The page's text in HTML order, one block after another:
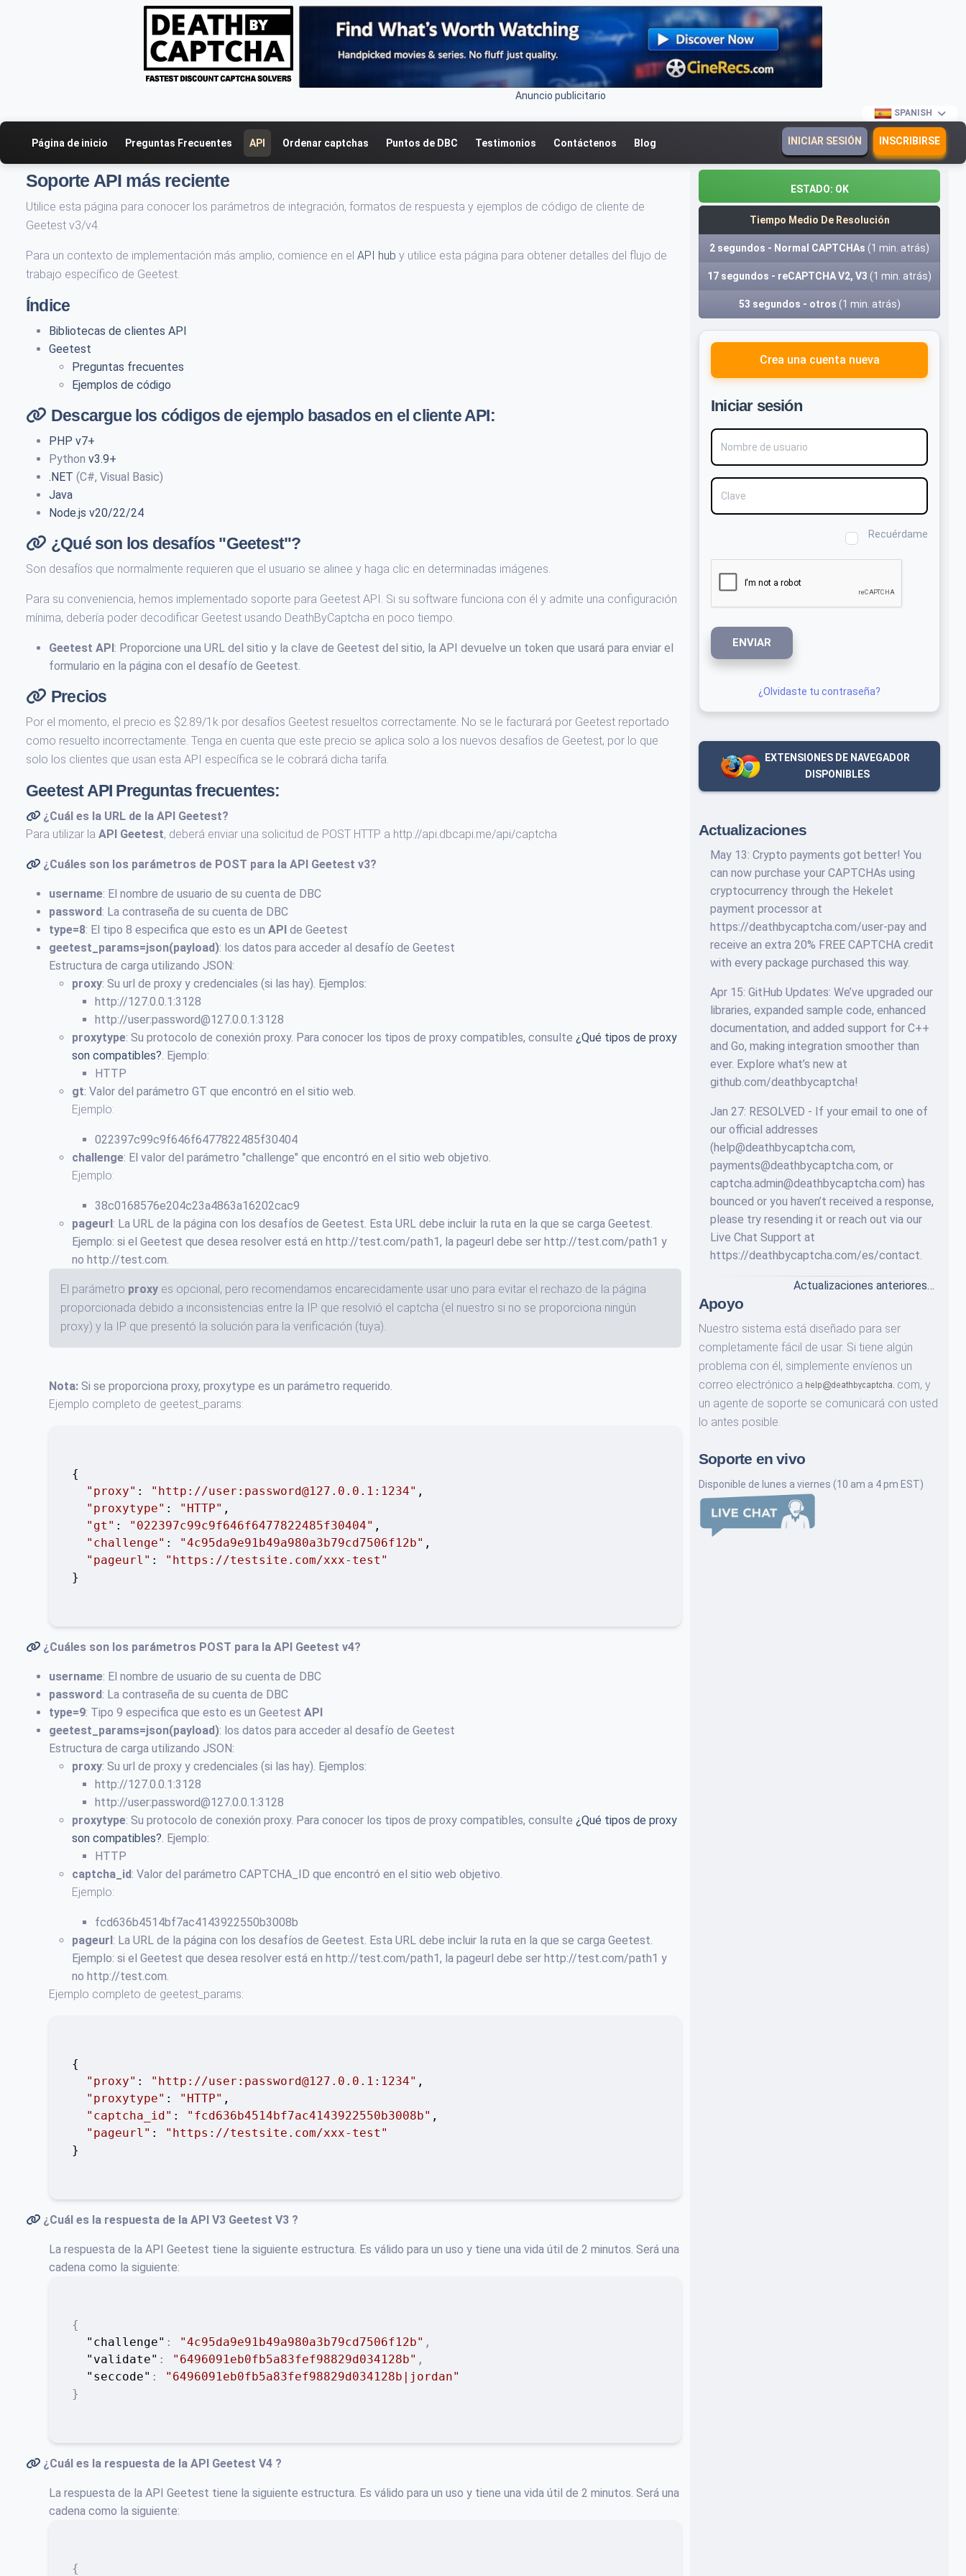
Anuncio publicitario
SPANISH
Página de inicio Preguntas Frecuentes API Ordenar captchas Puntos de DBC Testimonios Contáctenos Blog INICIAR SESIÓN INSCRIBIRSE
Soporte API más reciente
Utilice esta página para conocer los parámetros de integración, formatos de respuesta y ejemplos de código de cliente de
Geetest v3/v4.
Para un contexto de implementación más amplio, comience en el API hub y utilice esta página para obtener detalles del flujo de
trabajo específico de Geetest.
Índice
Bibliotecas de clientes API
Geetest
Preguntas frecuentes
Ejemplos de código
Descargue los códigos de ejemplo basados en el cliente API:
PHP v7+
Python v3.9+
.NET (C#, Visual Basic)
Java
Node.js v20/22/24
¿Qué son los desafíos "Geetest"?
Son desafíos que normalmente requieren que el usuario se alinee y haga clic en determinadas imágenes.
Para su conveniencia, hemos implementado soporte para Geetest API. Si su software funciona con él y admite una configuración
mínima, debería poder decodificar Geetest usando DeathByCaptcha en poco tiempo.
Geetest API: Proporcione una URL del sitio y la clave de Geetest del sitio, la API devuelve un token que usará para enviar el
formulario en la página con el desafío de Geetest.
Precios
Por el momento, el precio es $2.89/1k por desafíos Geetest resueltos correctamente. No se le facturará por Geetest reportado
como resuelto incorrectamente. Tenga en cuenta que este precio se aplica solo a los nuevos desafíos de Geetest, por lo que
solo los clientes que usan esta API específica se le cobrará dicha tarifa.
Geetest API Preguntas frecuentes:
¿Cuál es la URL de la API Geetest?
Para utilizar la API Geetest, deberá enviar una solicitud de POST HTTP a http://api.dbcapi.me/api/captcha
¿Cuáles son los parámetros de POST para la API Geetest v3?
username: El nombre de usuario de su cuenta de DBC
password: La contraseña de su cuenta de DBC
type=8: El tipo 8 especifica que esto es un API de Geetest
geetest_params=json(payload): los datos para acceder al desafío de Geetest
Estructura de carga utilizando JSON:
proxy: Su url de proxy y credenciales (si las hay). Ejemplos:
http://127.0.0.1:3128
http://user:password@127.0.0.1:3128
proxytype: Su protocolo de conexión proxy. Para conocer los tipos de proxy compatibles, consulte ¿Qué tipos de proxy
son compatibles?. Ejemplo:
HTTP
gt: Valor del parámetro GT que encontró en el sitio web.
Ejemplo:
022397c99c9f646f6477822485f30404
challenge: El valor del parámetro "challenge" que encontró en el sitio web objetivo.
Ejemplo:
38c0168576e204c23a4863a16202cac9
pageurl: La URL de la página con los desafíos de Geetest. Esta URL debe incluir la ruta en la que se carga Geetest.
Ejemplo: si el Geetest que desea resolver está en http://test.com/path1, la pageurl debe ser http://test.com/path1 y
no http://test.com.
El parámetro proxy es opcional, pero recomendamos encarecidamente usar uno para evitar el rechazo de la página
proporcionada debido a inconsistencias entre la IP que resolvió el captcha (el nuestro si no se proporciona ningún
proxy) y la IP que presentó la solución para la verificación (tuya).
Nota: Si se proporciona proxy, proxytype es un parámetro requerido.
Ejemplo completo de geetest_params:
{
"proxy" : "http://user:password@127.0.0.1:1234" ,
"proxytype" : "HTTP" ,
"gt" : "022397c99c9f646f6477822485f30404" ,
"challenge" : "4c95da9e91b49a980a3b79cd7506f12b" ,
"pageurl" :
"https://testsite.com/xxx-test"
}
¿Cuáles son los parámetros POST para la API Geetest v4?
username: El nombre de usuario de su cuenta de DBC
password: La contraseña de su cuenta de DBC
type=9: Tipo 9 especifica que esto es un Geetest API
geetest_params=json(payload): los datos para acceder al desafío de Geetest
Estructura de carga utilizando JSON:
proxy: Su url de proxy y credenciales (si las hay). Ejemplos:
http://127.0.0.1:3128
http://user:password@127.0.0.1:3128
proxytype: Su protocolo de conexión proxy. Para conocer los tipos de proxy compatibles, consulte ¿Qué tipos de proxy
son compatibles?. Ejemplo:
HTTP
captcha_id: Valor del parámetro CAPTCHA_ID que encontró en el sitio web objetivo.
Ejemplo:
fcd636b4514bf7ac4143922550b3008b
pageurl: La URL de la página con los desafíos de Geetest. Esta URL debe incluir la ruta en la que se carga Geetest.
Ejemplo: si el Geetest que desea resolver está en http://test.com/path1, la pageurl debe ser http://test.com/path1 y
no http://test.com.
Ejemplo completo de geetest_params:
{
"proxy" : "http://user:password@127.0.0.1:1234" ,
"proxytype" : "HTTP" ,
"captcha_id" : "fcd636b4514bf7ac4143922550b3008b" ,
"pageurl" :
"https://testsite.com/xxx-test"
}
¿Cuál es la respuesta de la API V3 Geetest V3 ?
La respuesta de la API Geetest tiene la siguiente estructura. Es válido para un uso y tiene una vida útil de 2 minutos. Será una
cadena como la siguiente:
{
"challenge" : "4c95da9e91b49a980a3b79cd7506f12b" ,
"validate" : "6496091eb0fb5a83fef98829d034128b" ,
"seccode" :
"6496091eb0fb5a83fef98829d034128b|jordan"
}
¿Cuál es la respuesta de la API Geetest V4 ?
La respuesta de la API Geetest tiene la siguiente estructura. Es válido para un uso y tiene una vida útil de 2 minutos. Será una
cadena como la siguiente:
{
ESTADO: OK
Tiempo Medio De Resolución
2 segundos - Normal CAPTCHAs (1 min. atrás)
17 segundos - reCAPTCHA V2, V3 (1 min. atrás)
53 segundos - otros (1 min. atrás)
Crea una cuenta nueva
Iniciar sesión
Nombre de usuario
Clave
Recuérdame
ENVIAR
¿Olvidaste tu contraseña?
EXTENSIONES DE NAVEGADOR
DISPONIBLES
Actualizaciones
May 13: Crypto payments got better! You
can now purchase your CAPTCHAs using
cryptocurrency through the Hekelet
payment processor at
https://deathbycaptcha.com/user-pay and
receive an extra 20% FREE CAPTCHA credit
with every package purchased this way.
Apr 15: GitHub Updates: We’ve upgraded our
libraries, expanded sample code, enhanced
documentation, and added support for C++
and Go, making integration smoother than
ever. Explore what’s new at
github.com/deathbycaptcha!
Jan 27: RESOLVED - If your email to one of
our official addresses
(help@deathbycaptcha.com,
payments@deathbycaptcha.com, or
captcha.admin@deathbycaptcha.com) has
bounced or you haven’t received a response,
please try resending it or reach out via our
Live Chat Support at
https://deathbycaptcha.com/es/contact.
Actualizaciones anteriores…
Apoyo
Nuestro sistema está diseñado para ser
completamente fácil de usar. Si tiene algún
problema con él, simplemente envíenos un
correo electrónico a
com, y
un agente de soporte se comunicará con usted
lo antes posible.
Soporte en vivo
Disponible de lunes a viernes (10 am a 4 pm EST)